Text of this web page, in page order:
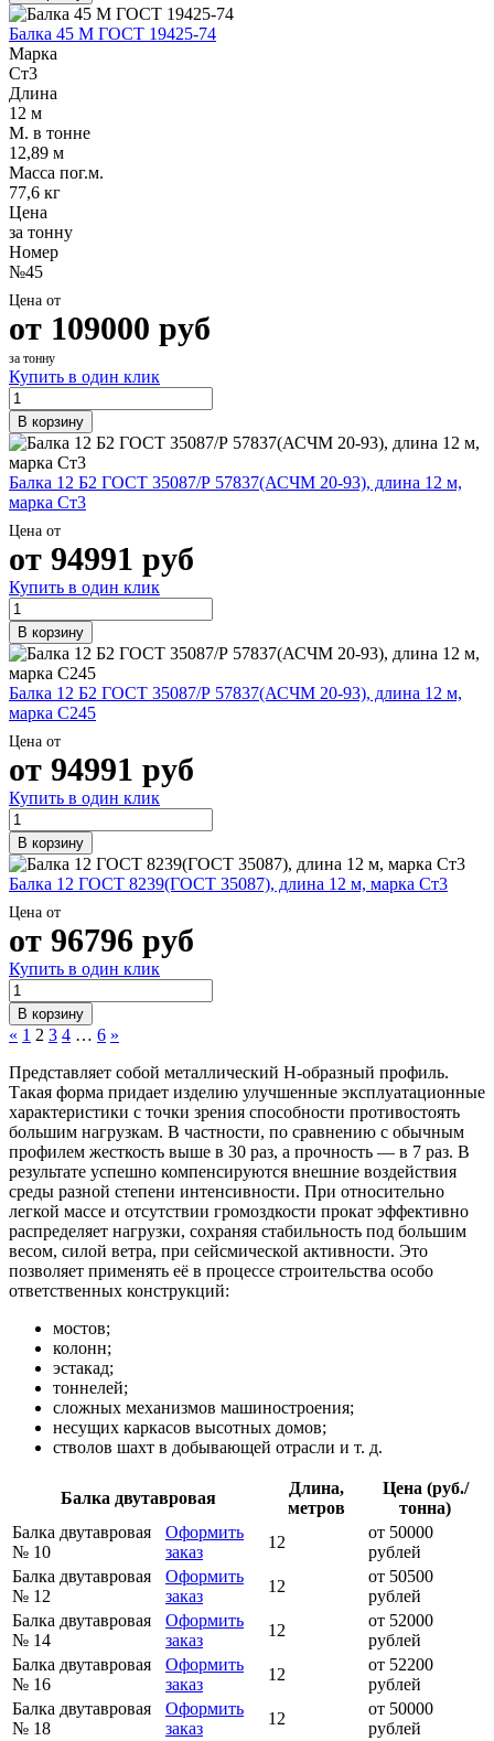
Балка 45 М ГОСТ 19425-74
Марка
Ст3
Длина
12 м
М. в тонне
12,89 м
Масса пог.м.
77,6 кг
Цена
за тонну
Номер
№45
Цена от
от 109000 руб
за тонну
Купить в один клик
В корзину
Балка 12 Б2 ГОСТ 35087/Р 57837(АСЧМ 20-93), длина 12 м,
марка Ст3
Цена от
от 94991 руб
Купить в один клик
В корзину
Балка 12 Б2 ГОСТ 35087/Р 57837(АСЧМ 20-93), длина 12 м,
марка С245
Цена от
от 94991 руб
Купить в один клик
В корзину
Балка 12 ГОСТ 8239(ГОСТ 35087), длина 12 м, марка Ст3
Цена от
от 96796 руб
Купить в один клик
В корзину
« 1 2 3 4 … 6 »
Представляет собой металлический Н-образный профиль.
Такая форма придает изделию улучшенные эксплуатационные
характеристики с точки зрения способности противостоять
большим нагрузкам. В частности, по сравнению с обычным
профилем жесткость выше в 30 раз, а прочность — в 7 раз. В
результате успешно компенсируются внешние воздействия
среды разной степени интенсивности. При относительно
легкой массе и отсутствии громоздкости прокат эффективно
распределяет нагрузки, сохраняя стабильность под большим
весом, силой ветра, при сейсмической активности. Это
позволяет применять её в процессе строительства особо
ответственных конструкций:
мостов;
колонн;
эстакад;
тоннелей;
сложных механизмов машиностроения;
несущих каркасов высотных домов;
стволов шахт в добывающей отрасли и т. д.
Балка двутавровая
Длина,
метров
Цена (руб./
тонна)
Балка двутавровая
№ 10
Оформить
заказ
12
от 50000
рублей
Балка двутавровая
№ 12
Оформить
заказ
12
от 50500
рублей
Балка двутавровая
№ 14
Оформить
заказ
12
от 52000
рублей
Балка двутавровая
№ 16
Оформить
заказ
12
от 52200
рублей
Балка двутавровая
№ 18
Оформить
заказ
12
от 50000
рублей